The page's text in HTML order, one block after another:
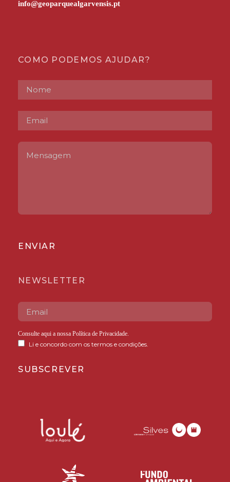
COMO PODEMOS AJUDAR?
ENVIAR
NEWSLETTER
Consulte aqui a nossa Política de Privacidade.
Li e concordo com os termos e condições.